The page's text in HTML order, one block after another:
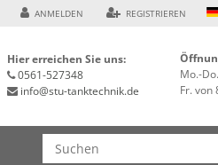
Kassel ***
ANMELDEN REGISTRIEREN
Hier erreichen Sie uns:
0561-527348
info@stu-tanktechnik.de
Mo.-
Fr. von